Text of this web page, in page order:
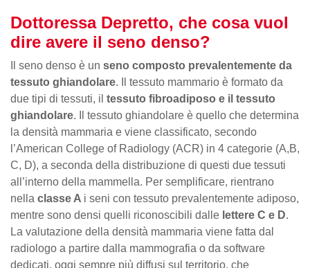
Dottoressa Depretto, che cosa vuol
dire avere il seno denso?
Il seno denso è un seno composto prevalentemente da
tessuto ghiandolare. Il tessuto mammario è formato da
due tipi di tessuti, il tessuto fibroadiposo e il tessuto
ghiandolare. Il tessuto ghiandolare è quello che determina
la densità mammaria e viene classificato, secondo
l’American College of Radiology (ACR) in 4 categorie (A,B,
C, D), a seconda della distribuzione di questi due tessuti
all’interno della mammella. Per semplificare, rientrano
nella classe A i seni con tessuto prevalentemente adiposo,
mentre sono densi quelli riconoscibili dalle lettere C e D.
La valutazione della densità mammaria viene fatta dal
radiologo a partire dalla mammografia o da software
dedicati, oggi sempre più diffusi sul territorio, che